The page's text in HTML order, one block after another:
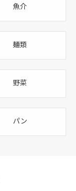
魚介
麺類
野菜
パン